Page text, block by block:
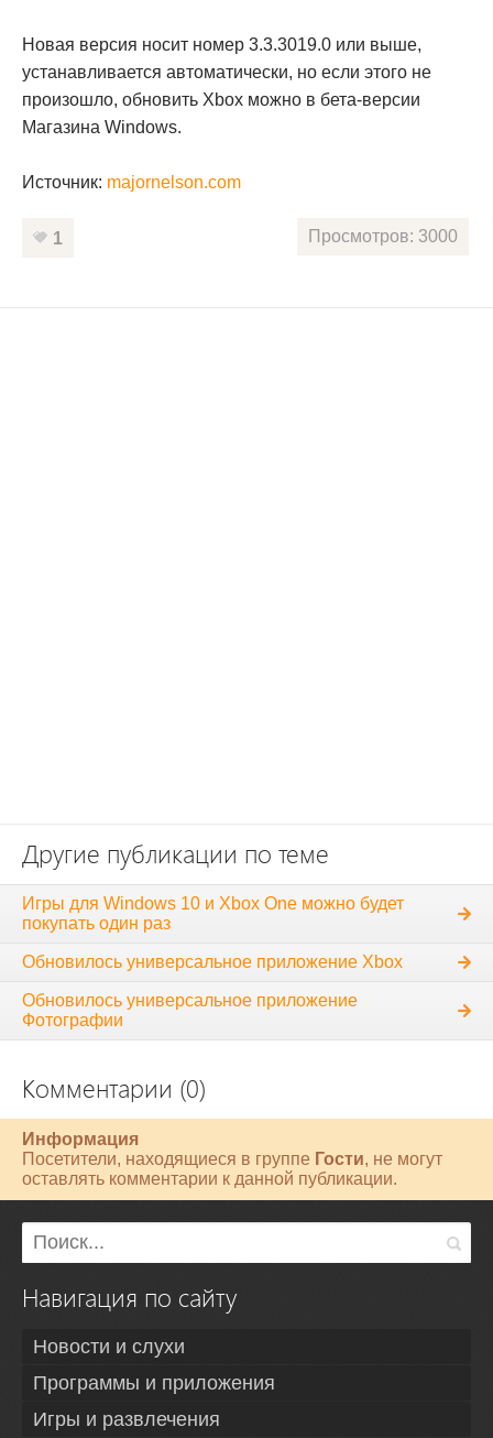
Новая версия носит номер 3.3.3019.0 или выше,
устанавливается автоматически, но если этого не
произошло, обновить Xbox можно в бета-версии
Магазина Windows.
Источник: majornelson.com
1 Просмотров: 3000
Другие публикации по теме
Игры для Windows 10 и Xbox One можно будет
покупать один раз
Обновилось универсальное приложение Xbox
Обновилось универсальное приложение
Фотографии
Комментарии (0)
Информация
Посетители, находящиеся в группе Гости, не могут
оставлять комментарии к данной публикации.
Навигация по сайту
Новости и слухи
Программы и приложения
Игры и развлечения